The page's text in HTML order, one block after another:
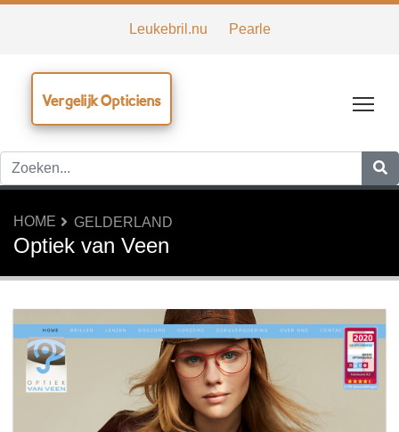
Leukebril.nu Pearle
Vergelijk Opticiens
HOME GELDERLAND
Optiek van Veen